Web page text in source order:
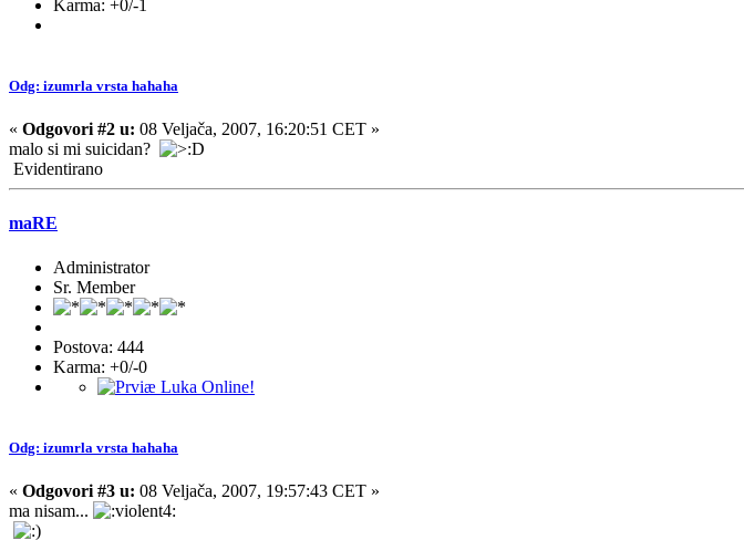
Karma: +0/-1
Odg: izumrla vrsta hahaha
« Odgovori #2 u: 08 Veljača, 2007, 16:20:51 CET »
malo si mi suicidan?
Evidentirano
maRE
Administrator
Sr. Member
Postova: 444
Karma: +0/-0
Odg: izumrla vrsta hahaha
« Odgovori #3 u: 08 Veljača, 2007, 19:57:43 CET »
ma nisam...